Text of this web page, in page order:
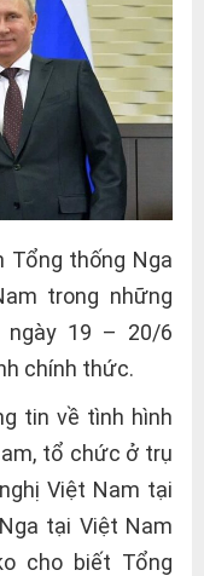
Tổng thống Nga
trong những
ngày 19 – 20/6
chính thức.
tin về tình hình
tổ chức ở trụ
Việt Nam tại
tại Việt Nam
cho biết Tổng